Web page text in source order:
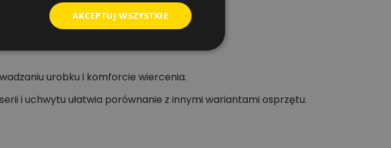
urobku i komforcie wiercenia.
i uchwytu ułatwia porównanie z innymi wariantami osprzętu.
AKCEPTUJ WSZYSTKIE